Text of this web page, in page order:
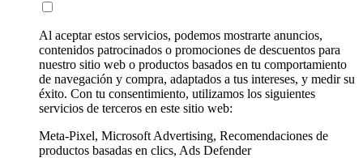
Al aceptar estos servicios, podemos mostrarte anuncios,
contenidos patrocinados o promociones de descuentos para
nuestro sitio web o productos basados en tu comportamiento
de navegación y compra, adaptados a tus intereses, y medir su
éxito. Con tu consentimiento, utilizamos los siguientes
servicios de terceros en este sitio web:
Meta-Pixel, Microsoft Advertising, Recomendaciones de
productos basadas en clics, Ads Defender